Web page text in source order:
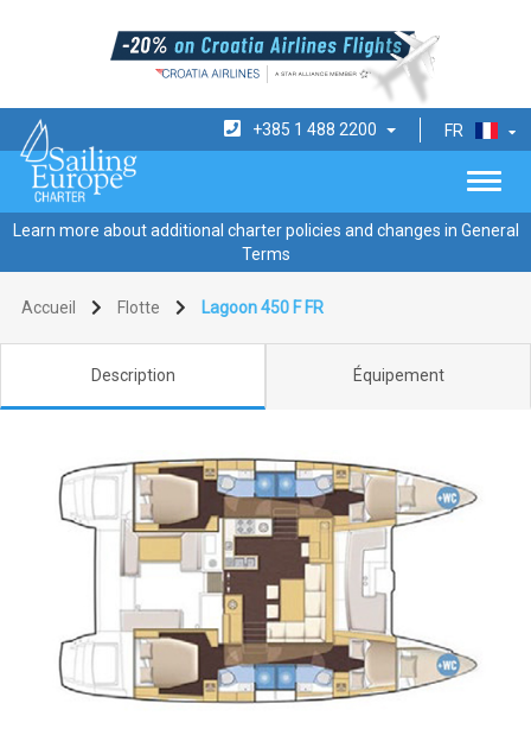
FR
+385 1 488 2200
Learn more about additional charter policies and changes in General
Terms
Accueil Flotte Lagoon 450 F FR
Description Équipement